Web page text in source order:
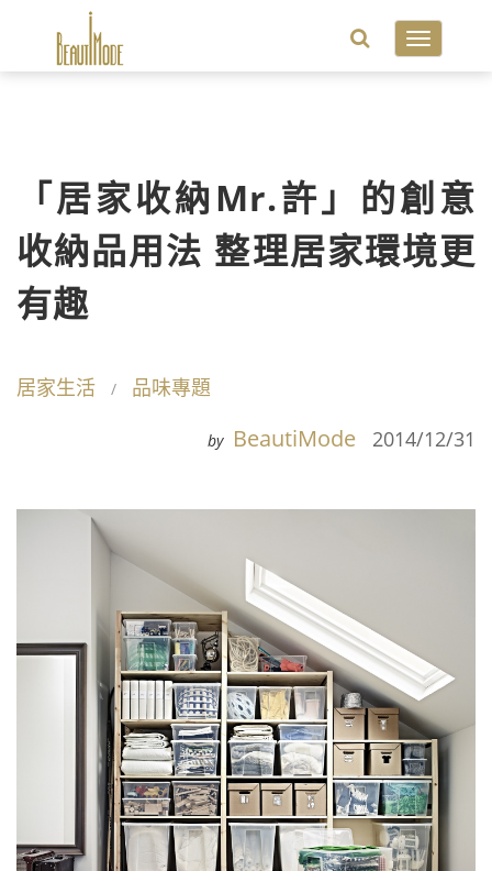
Toggle
「居家收納Mr.許」的創意
收納品用法 整理居家環境更
有趣
居家生活 品味專題
by BeautiMode 2014/12/31